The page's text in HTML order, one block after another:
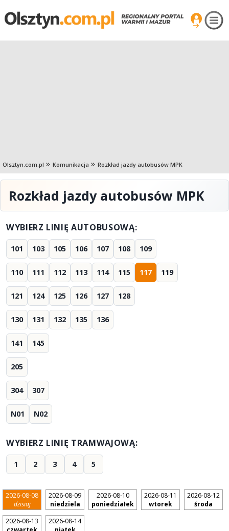
Olsztyn.com.pl Komunikacja Rozkład jazdy autobusów MPK
Rozkład jazdy autobusów MPK
WYBIERZ LINIĘ AUTOBUSOWĄ:
101 103 105 106 107 108 109
110 111 112 113 114 115 117 119
121 124 125 126 127 128
130 131 132 135 136
141 145
205
304 307
N01 N02
WYBIERZ LINIĘ TRAMWAJOWĄ:
1 2 3 4 5
2026-08-08
dzisiaj
2026-08-09
niedziela
2026-08-10
poniedziałek
2026-08-11
wtorek
2026-08-12
środa
2026-08-13
2026-08-14